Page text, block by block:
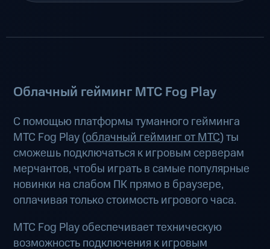
Облачный гейминг МТС Fog Play
С помощью платформы туманного гейминга
МТС Fog Play (облачный гейминг от МТС) ты
сможешь подключаться к игровым серверам
мерчантов, чтобы играть в самые популярные
новинки на слабом ПК прямо в браузере,
оплачивая только стоимость игрового часа.
МТС Fog Play обеспечивает техническую
возможность подключения к игровым